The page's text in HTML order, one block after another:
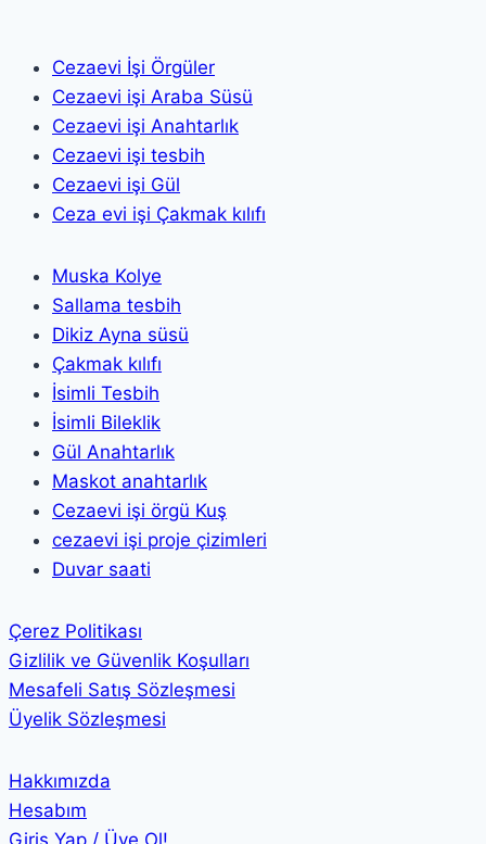
Cezaevi İşi Örgüler
Cezaevi işi Araba Süsü
Cezaevi işi Anahtarlık
Cezaevi işi tesbih
Cezaevi işi Gül
Ceza evi işi Çakmak kılıfı
Muska Kolye
Sallama tesbih
Dikiz Ayna süsü
Çakmak kılıfı
İsimli Tesbih
İsimli Bileklik
Gül Anahtarlık
Maskot anahtarlık
Cezaevi işi örgü Kuş
cezaevi işi proje çizimleri
Duvar saati
Çerez Politikası
Gizlilik ve Güvenlik Koşulları
Mesafeli Satış Sözleşmesi
Üyelik Sözleşmesi
Hakkımızda
Hesabım